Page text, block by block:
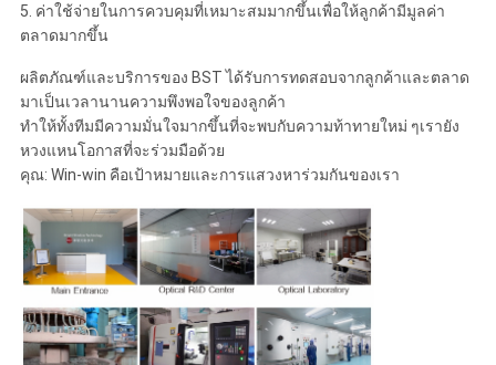
5. ค่าใช้จ่ายในการควบคุมที่เหมาะสมมากขึ้นเพื่อให้ลูกค้ามีมูลค่า
ตลาดมากขึ้น
ผลิตภัณฑ์และบริการของ BST ได้รับการทดสอบจากลูกค้าและตลาด
มาเป็นเวลานานความพึงพอใจของลูกค้า
ทำให้ทั้งทีมมีความมั่นใจมากขึ้นที่จะพบกับความท้าทายใหม่ ๆเรายัง
หวงแหนโอกาสที่จะร่วมมือด้วย
คุณ: Win-win คือเป้าหมายและการแสวงหาร่วมกันของเรา